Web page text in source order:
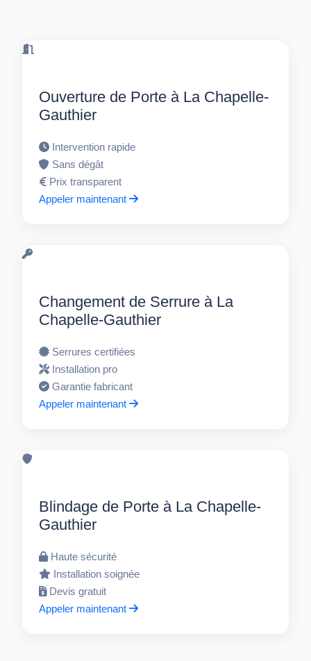
Ouverture de Porte à La Chapelle-
Gauthier
Intervention rapide
Sans dégât
Prix transparent
Appeler maintenant
Changement de Serrure à La
Chapelle-Gauthier
Serrures certifiées
Installation pro
Garantie fabricant
Appeler maintenant
Blindage de Porte à La Chapelle-
Gauthier
Haute sécurité
Installation soignée
Devis gratuit
Appeler maintenant